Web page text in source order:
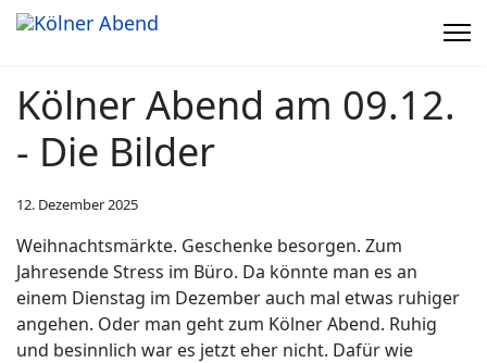
Kölner Abend am 09.12.
- Die Bilder
12. Dezember 2025
Weihnachtsmärkte. Geschenke besorgen. Zum
Jahresende Stress im Büro. Da könnte man es an
einem Dienstag im Dezember auch mal etwas ruhiger
angehen. Oder man geht zum Kölner Abend. Ruhig
und besinnlich war es jetzt eher nicht. Dafür wie